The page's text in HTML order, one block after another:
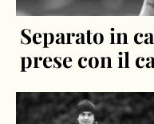
Separato in
prese con il